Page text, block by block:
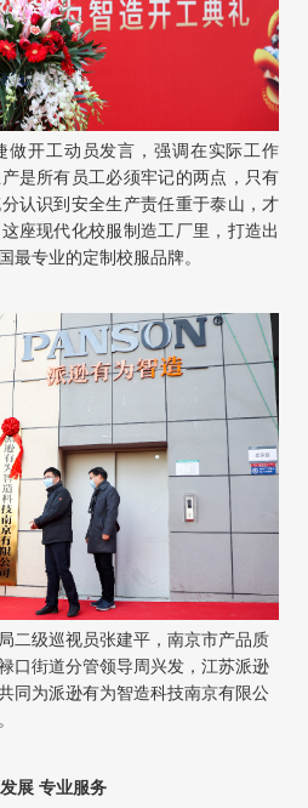
做开工动员发言，强调在实际工作
是所有员工必须牢记的两点，只有
认识到 安全生产责任重于泰山 ，才
座现代化校服制造工厂里，打造出
最专业的定制校服品牌。
二级巡视员张建平， 南京市产品质
口街道分管领导周兴发， 江苏派逊
同为派逊有为智造科技南京有限公
展 专业服务